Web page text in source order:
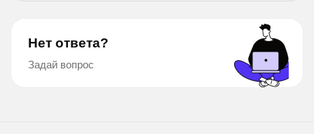
Нет ответа?
Задай вопрос